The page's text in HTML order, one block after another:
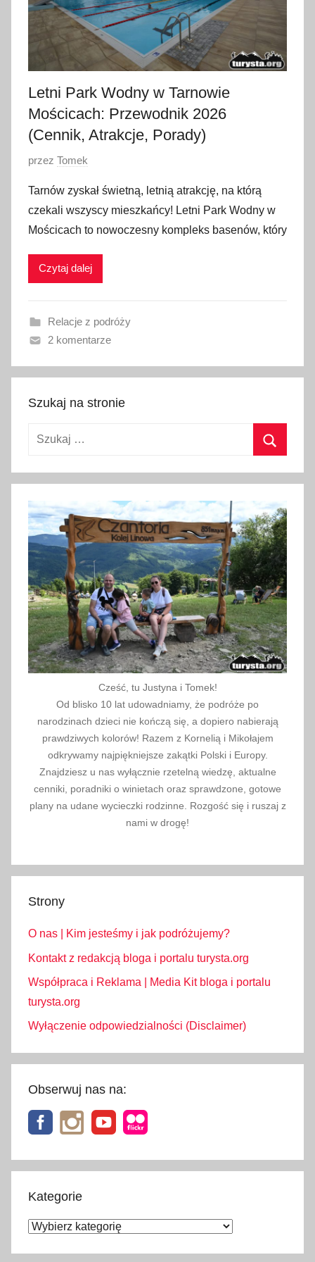
Letni Park Wodny w Tarnowie
Mościcach: Przewodnik 2026
(Cennik, Atrakcje, Porady)
O
u
b
l
i
a
n
1
2
r
c
a
2
2
6
przez Tomek
Tarnów zyskał świetną, letnią atrakcję, na którą
czekali wszyscy mieszkańcy! Letni Park Wodny w
Mościcach to nowoczesny kompleks basenów, który
Czytaj dalej
Relacje z podróży
2 komentarze
Szukaj na stronie
Szukaj:
Cześć, tu Justyna i Tomek!
Od blisko 10 lat udowadniamy, że podróże po
narodzinach dzieci nie kończą się, a dopiero nabierają
prawdziwych kolorów! Razem z Kornelią i Mikołajem
odkrywamy najpiękniejsze zakątki Polski i Europy.
Znajdziesz u nas wyłącznie rzetelną wiedzę, aktualne
cenniki, poradniki o winietach oraz sprawdzone, gotowe
plany na udane wycieczki rodzinne. Rozgość się i ruszaj z
nami w drogę!
Strony
O nas | Kim jesteśmy i jak podróżujemy?
Kontakt z redakcją bloga i portalu turysta.org
Współpraca i Reklama | Media Kit bloga i portalu
turysta.org
Wyłączenie odpowiedzialności (Disclaimer)
Obserwuj nas na:
Kategorie
Kategorie